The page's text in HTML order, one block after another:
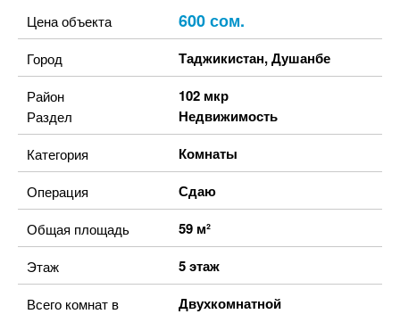
Цена объекта 600 сом.
Город Таджикистан,Душанбе
Район 102 мкр
Раздел Недвижимость
Категория Комнаты
Операция Сдаю
Общая площадь 59 м²
Этаж 5 этаж
Всего комнат в
Двухкомнатной